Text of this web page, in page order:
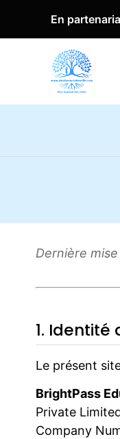
En
Dernière
1.
Le présent
BrightPass
Private
Company